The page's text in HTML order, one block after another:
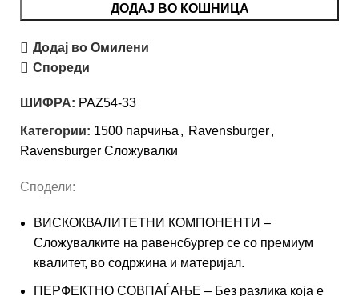
ДОДАЈ ВО КОШНИЦА
Додај во Омилени
Спореди
ШИФРА: PAZ54-33
Категории: 1500 парчиња , Ravensburger,
Ravensburger Сложувалки
Сподели:
ВИСКОКВАЛИТЕТНИ КОМПОНЕНТИ –
Сложувалките на равенсбургер се со премиум
квалитет, во содржина и материјал.
ПЕРФЕКТНО СОВПАЃАЊЕ – Без разлика која е